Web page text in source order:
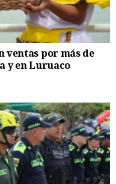
ventas por más de
y en Luruaco